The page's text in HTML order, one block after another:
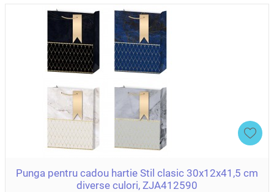
Punga pentru cadou hartie Stil clasic 30x12x41,5 cm
diverse culori, ZJA412590